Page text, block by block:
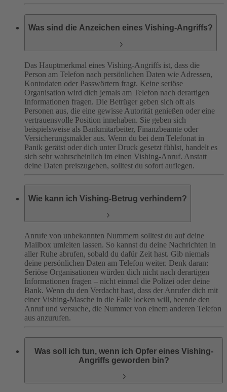
Was sind die Anzeichen eines Vishing-Angriffs?
Das Hauptmerkmal eines Vishing-Angriffs ist, dass die
Person am Telefon nach persönlichen Daten wie Adressen,
Kontodaten oder Passwörtern fragt. Keine seriöse
Organisation wird dich jemals am Telefon nach derartigen
Informationen fragen. Die Betrüger geben sich oft als
Personen aus, die eine gewisse Autorität genießen oder eine
vertrauensvolle Position innehaben. Sie geben sich
beispielsweise als Bankmitarbeiter, Finanzbeamte oder
Versicherungsmakler aus. Wenn du bei dem Telefonat in
Panik gerätst oder dich unter Druck gesetzt fühlst, handelt es
sich sehr wahrscheinlich im einen Vishing-Anruf. Anstatt
deine Daten preiszugeben, solltest du sofort auflegen.
Wie kann ich Vishing-Betrug verhindern?
Anrufe von unbekannten Nummern solltest du auf deine
Mailbox umleiten lassen. So kannst du deine Nachrichten in
aller Ruhe abrufen, sobald du dafür Zeit hast. Gib niemals
deine persönlichen Daten am Telefon weiter. Denk daran:
Seriöse Organisationen würden dich nicht nach derartigen
Informationen fragen – nicht einmal die Polizei oder deine
Bank. Wenn du den Verdacht hast, dass der Anrufer dich mit
einer Vishing-Masche in die Falle locken will, beende den
Anruf und versuche, die Nummer von einem anderen Telefon
aus anzurufen.
Was soll ich tun, wenn ich Opfer eines Vishing-
Angriffs geworden bin?